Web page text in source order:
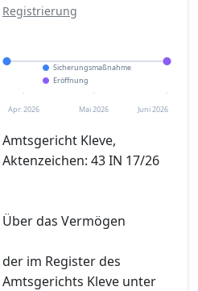
Registrierung
Sicherungsmaßnahme
Eröffnung
Apr. 2026 Mai 2026 Juni 2026
Amtsgericht Kleve,
Aktenzeichen: 43 IN 17/26
Über das Vermögen
der im Register des
Amtsgerichts Kleve unter